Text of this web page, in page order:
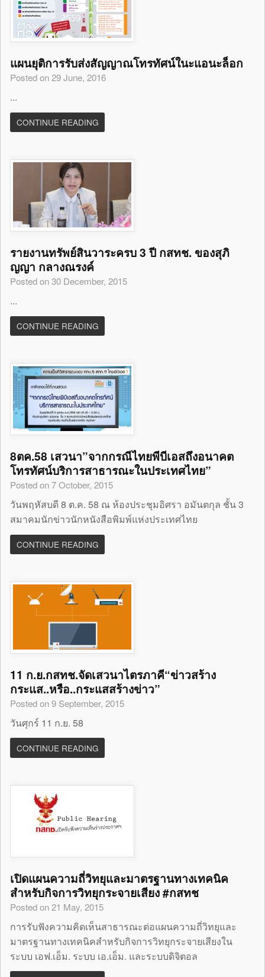
แผนยุติการรับส่งสัญญาณโทรทัศน์ในะแอนะล็อก
Posted on 29 June, 2016
...
CONTINUE READING
รายงานทรัพย์สินวาระครบ 3 ปี กสทช. ของสุภิ
ญญา กลางณรงค์
Posted on 30 December, 2015
...
CONTINUE READING
8ตค.58 เสวนา”จากกรณีไทยพีบีเอสถึงอนาคต
โทรทัศน์บริการสาธารณะในประเทศไทย”
Posted on 7 October, 2015
วันพฤหัสบดี 8 ต.ค. 58 ณ ห้องประชุมอิศรา อมันตกุล ชั้น 3
สมาคมนักข่าวนักหนังสือพิมพ์แห่งประเทศไทย
CONTINUE READING
11 ก.ย.กสทช.จัดเสวนาไตรภาคี“ข่าวสร้าง
กระแส..หรือ..กระแสสร้างข่าว”
Posted on 9 September, 2015
วันศุกร์ 11 ก.ย. 58
CONTINUE READING
เปิดแผนความถี่วิทยุและมาตรฐานทางเทคนิค
สำหรับกิจการวิทยุกระจายเสียง #กสทช
Posted on 21 May, 2015
การรับฟังความคิดเห็นสาธารณะต่อแผนความถี่วิทยุและ
มาตรฐานทางเทคนิคสำหรับกิจการวิทยุกระจายเสียงใน
ระบบ เอฟ.เอ็ม. ระบบ เอ.เอ็ม. และระบบดิจิตอล